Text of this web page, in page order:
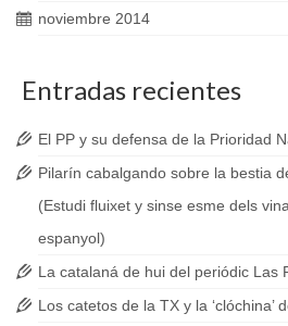
noviembre 2014
Entradas recientes
El PP y su defensa de la Prioridad
Pilarín cabalgando sobre la bestia
(Estudi fluixet y sinse esme dels
espanyol)
La catalaná de hui del periódic Las
Los catetos de la TX y la ‘clóchina’